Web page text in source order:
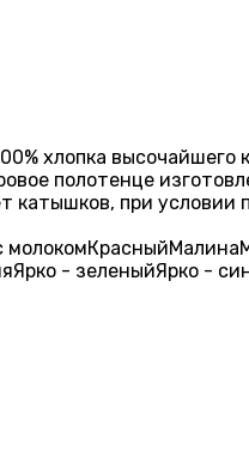
хлопка
полотенце
при
молокомКрасныйМалина
Ярко - зеленыйЯрко -